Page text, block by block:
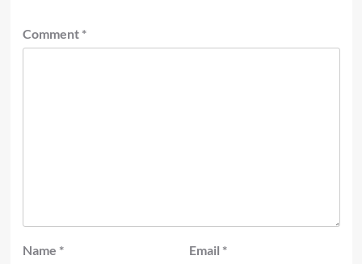
Comment *
Name * Email *